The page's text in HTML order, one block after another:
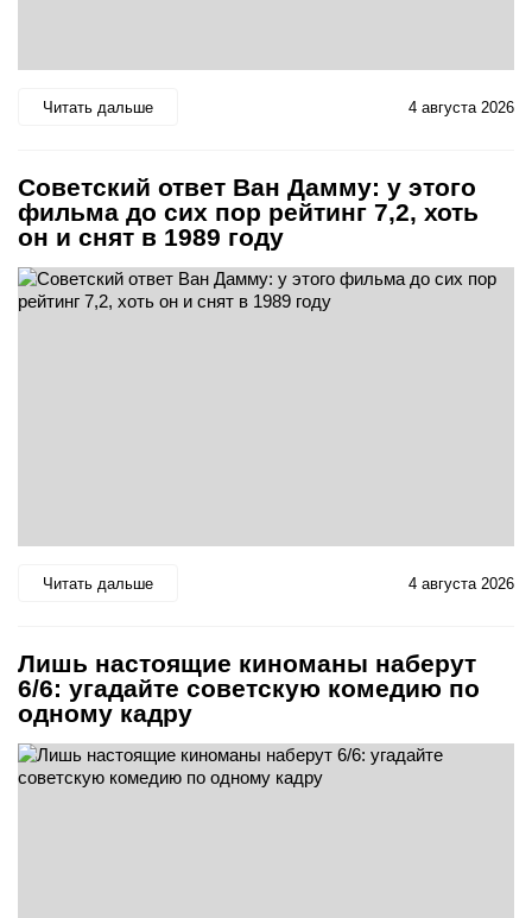
Читать дальше 4 августа 2026
Советский ответ Ван Дамму: у этого
фильма до сих пор рейтинг 7,2, хоть
он и снят в 1989 году
Читать дальше 4 августа 2026
Лишь настоящие киноманы наберут
6/6: угадайте советскую комедию по
одному кадру